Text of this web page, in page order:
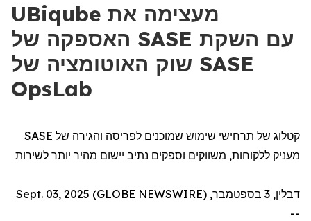
UBiqube מעצימה את
האספקה של SASE עם השקת
שוק האוטומציה של SASE
OpsLab
קטלוג של תרחישי שימוש שמוכנים לפריסה והגירה של SASE
מעניק ללקוחות, משווקים וספקים נתיב יישום מהיר יותר לשירות
דבלין, 3 בספטמבר, Sept. 03, 2025 (GLOBE NEWSWIRE)
--